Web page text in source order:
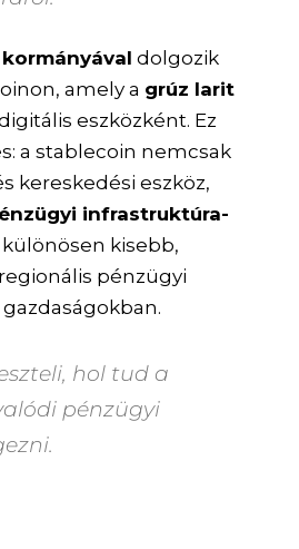
dolgozik
amely a grúz larit
eszközként. Ez
a stablecoin nemcsak
kereskedési eszköz,
infrastruktúra-
kisebb,
pénzügyi
hol tud a
pénzügyi